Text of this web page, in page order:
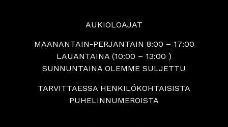
AUKIOLOAJAT
MAANANTAIN-PERJANTAIN 8:00 – 17:00
LAUANTAINA (10:00 – 13:00 )
SUNNUNTAINA OLEMME SULJETTU
TARVITTAESSA HENKILÖKOHTAISISTA
PUHELINNUMEROISTA